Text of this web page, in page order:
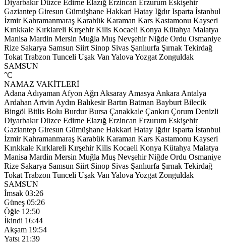
Diyarbakır Düzce Edirne Elazığ Erzincan Erzurum Eskişehir
Gaziantep Giresun Gümüşhane Hakkari Hatay Iğdır Isparta İstanbul
İzmir Kahramanmaraş Karabük Karaman Kars Kastamonu Kayseri
Kırıkkale Kırklareli Kırşehir Kilis Kocaeli Konya Kütahya Malatya
Manisa Mardin Mersin Muğla Muş Nevşehir Niğde Ordu Osmaniye
Rize Sakarya Samsun Siirt Sinop Sivas Şanlıurfa Şırnak Tekirdağ
Tokat Trabzon Tunceli Uşak Van Yalova Yozgat Zonguldak
SAMSUN
°C
NAMAZ VAKİTLERİ
Adana Adıyaman Afyon Ağrı Aksaray Amasya Ankara Antalya
Ardahan Artvin Aydın Balıkesir Bartın Batman Bayburt Bilecik
Bingöl Bitlis Bolu Burdur Bursa Çanakkale Çankırı Çorum Denizli
Diyarbakır Düzce Edirne Elazığ Erzincan Erzurum Eskişehir
Gaziantep Giresun Gümüşhane Hakkari Hatay Iğdır Isparta İstanbul
İzmir Kahramanmaraş Karabük Karaman Kars Kastamonu Kayseri
Kırıkkale Kırklareli Kırşehir Kilis Kocaeli Konya Kütahya Malatya
Manisa Mardin Mersin Muğla Muş Nevşehir Niğde Ordu Osmaniye
Rize Sakarya Samsun Siirt Sinop Sivas Şanlıurfa Şırnak Tekirdağ
Tokat Trabzon Tunceli Uşak Van Yalova Yozgat Zonguldak
SAMSUN
İmsak 03:26
Güneş 05:26
Öğle 12:50
İkindi 16:44
Akşam 19:54
Yatsı 21:39